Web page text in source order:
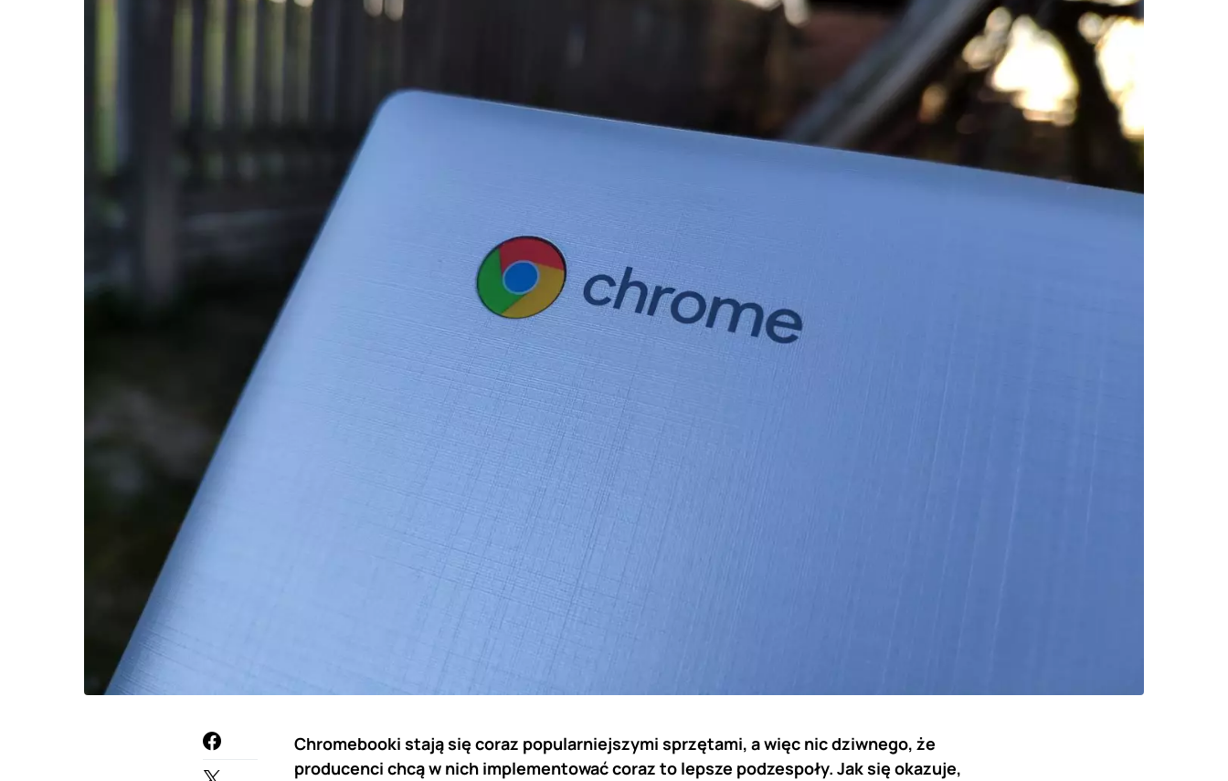
Chromebooki stają się coraz popularniejszymi sprzętami, a więc nic dziwnego, że
producenci chcą w nich implementować coraz to lepsze podzespoły. Jak się okazuje,